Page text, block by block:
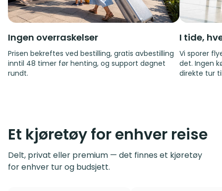
Ingen overraskelser
Prisen bekreftes ved bestilling, gratis avbestilling
inntil 48 timer før henting, og support døgnet
rundt.
I tide,
Vi sporer
det. Ingen
direkte tur
Et kjøretøy for enhver reise
Delt, privat eller premium — det finnes et kjøretøy
for enhver tur og budsjett.